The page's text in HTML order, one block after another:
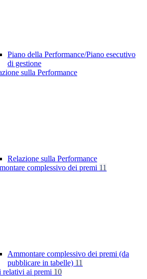
Piano della Performance/Piano esecutivo
di gestione
sulla Performance
Relazione sulla Performance
complessivo dei premi 11
Ammontare complessivo dei premi (da
pubblicare in tabelle) 11
relativi ai premi 10